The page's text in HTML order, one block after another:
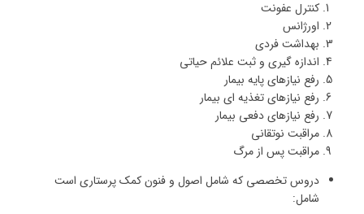
کنترل عفونت
اورژانس
بهداشت فردی
اندازه گیری و ثبت علائم حیاتی
رفع نیازهای پایه بیمار
رفع نیازهای تغذیه ای بیمار
رفع نیازهای دفعی بیمار
مراقبت نوتقانی
مراقبت پس از مرگ
دروس تخصصی که شامل اصول و فنون کمک پرستاری است
شامل: